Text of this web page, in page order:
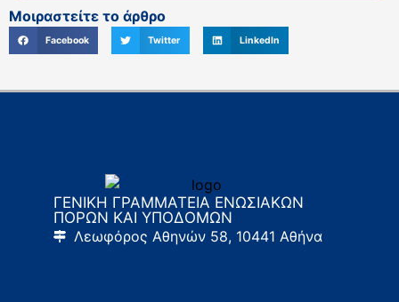
Μοιραστείτε το άρθρο
Facebook Twitter LinkedIn
ΓΕΝΙΚΗ ΓΡΑΜΜΑΤΕΙΑ ΕΝΩΣΙΑΚΩΝ
ΠΟΡΩΝ ΚΑΙ ΥΠΟΔΟΜΩΝ
Λεωφόρος Αθηνών 58, 10441 Αθήνα